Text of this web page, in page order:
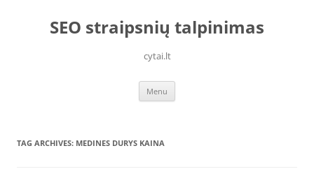
contentSEO straipsnių talpinimas
cytai.lt
Menu
TAG ARCHIVES: MEDINES DURYS KAINA